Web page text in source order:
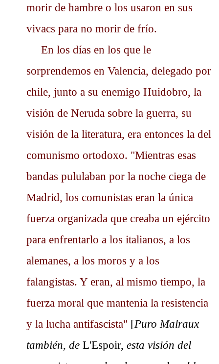
morir de hambre o los usaron en sus
vivacs para no morir de frío.
En los días en los que le
sorprendemos en Valencia, delegado por
chile, junto a su enemigo Huidobro, la
visión de Neruda sobre la guerra, su
visión de la literatura, era entonces la del
comunismo ortodoxo. "Mientras esas
bandas pululaban por la noche ciega de
Madrid, los comunistas eran la única
fuerza organizada que creaba un ejército
para enfrentarlo a los italianos, a los
alemanes, a los moros y a los
falangistas. Y eran, al mismo tiempo, la
fuerza moral que mantenía la resistencia
y la lucha antifascista" [Puro Malraux
también, de L'Espoir, esta visión del